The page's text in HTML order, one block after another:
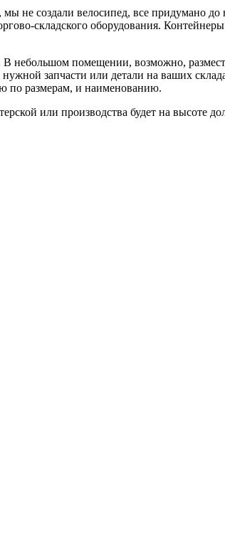
не создали велосипед, все придумано до
складского оборудования.
небольшом помещении, возможно,
запчасти или детали на ваших
по размерам, и наименованию.
или производства будет на высоте